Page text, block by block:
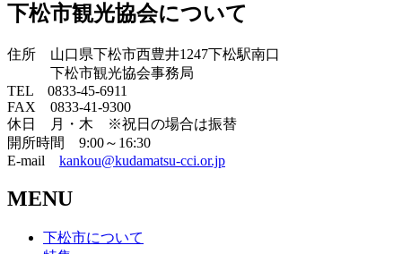
下松市観光協会について
住所 山口県下松市西豊井1247下松駅南口
下松市観光協会事務局
TEL 0833-45-6911
FAX 0833-41-9300
休日 月・木 ※祝日の場合は振替
開所時間 9:00～16:30
E-mail kankou@kudamatsu-cci.or.jp
MENU
下松市について